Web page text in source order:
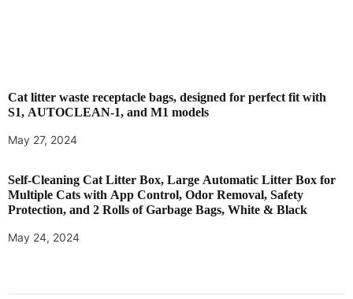
Cat litter waste receptacle bags, designed for perfect fit with
S1, AUTOCLEAN-1, and M1 models
May 27, 2024
Self-Cleaning Cat Litter Box, Large Automatic Litter Box for
Multiple Cats with App Control, Odor Removal, Safety
Protection, and 2 Rolls of Garbage Bags, White & Black
May 24, 2024